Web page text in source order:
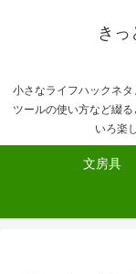
きっ
小さなライフハックネ
ツールの使い方など綴
いろ楽
文房具